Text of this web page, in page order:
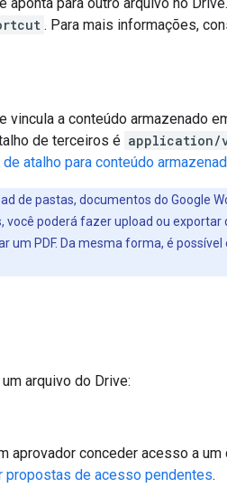
. Para mais informações,
vincula a conteúdo armazenado
de terceiros é application/
de atalho para conteúdo
de pastas, documentos do Google
você poderá fazer upload ou
um PDF. Da mesma forma, é
arquivo do Drive:
aprovador conceder acesso a
propostas de acesso pendentes.